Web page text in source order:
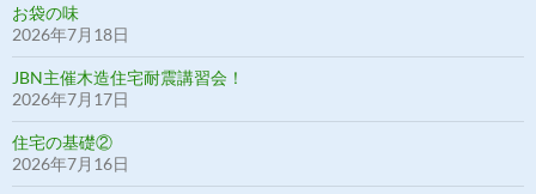
お袋の味
2026年7月18日
JBN主催木造住宅耐震講習会！
2026年7月17日
住宅の基礎②
2026年7月16日